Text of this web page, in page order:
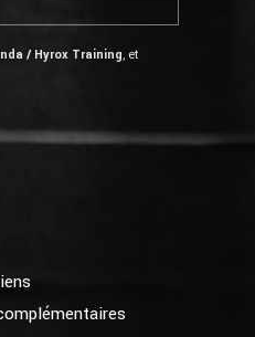
/ Hyrox Training, et